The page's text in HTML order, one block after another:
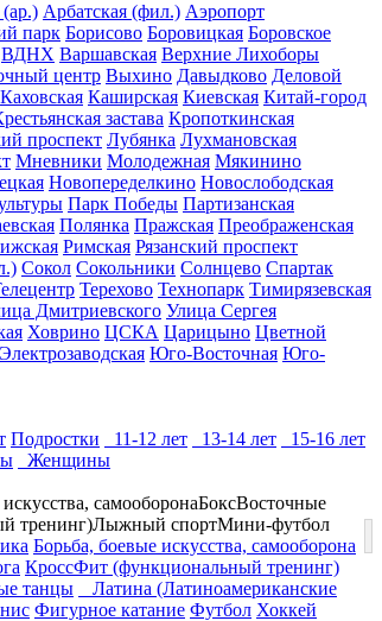
(ар.) Арбатская (фил.) Аэропорт
парк Борисово Боровицкая Боровское
ВДНХ Варшавская Верхние Лихоборы
центр Выхино Давыдково Деловой
Каховская Каширская Киевская Китай-город
застава Кропоткинская
проспект Лубянка Лухмановская
Мневники Молодежная Мякинино
Новопеределкино Новослободская
Парк Победы Партизанская
Полянка Пражская Преображенская
Римская Рязанский проспект
Сокол Сокольники Солнцево Спартак
Терехово Технопарк Тимирязевская
Дмитриевского Улица Сергея
Ховрино ЦСКА Царицыно Цветной
Электрозаводская Юго-Восточная Юго-
Подростки 11-12 лет 13-14 лет
15-16 лет
Женщины
самооборонаБоксВосточные
тренинг)Лыжный спортМини-футбол
Борьба, боевые искусства, самооборона
КроссФит (функциональный тренинг)
танцы
Латина (Латиноамериканские
Фигурное катание Футбол Хоккей